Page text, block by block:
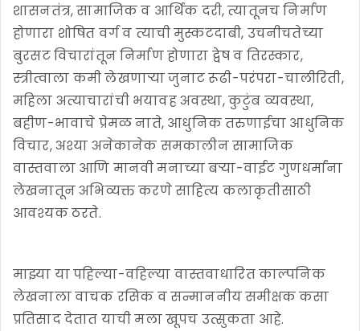
शासनतंत्र, सामाजिक व आर्थिक दरी, त्यातूनच निर्माण
होणारा शोषित वर्ग व त्याची मुस्कटदाबी, उचनीचतेच्या
बुरसट विचारांतून निर्माण होणारा द्वेष व तिरस्कार,
स्त्रीत्वाला कमी लेखणाऱ्या जुनाट रूढी-परंपरा-चालीरिती,
महिला अत्याचारांची भयावह अवस्था, कुटुंब व्यवस्था,
बहीण-भावाचे प्रेमळ नाते, आधुनिक तरुणाईचा आधुनिक
विचार, अश्या अनेकानेक समकालीन सामाजिक
वास्तवाला आणि मानवी मनाच्या बऱ्या-वाईट गुणधर्मांना
लेखनातून अभिव्यक्त करणे साहित्य कलाकृतीसाठी
आवश्यक ठरते.
माझ्या या पहिल्या-वहिल्या वास्तवाधारित काल्पनिक
लेखनाला वाचक रसिक व सन्माननीय समीक्षक कसा
प्रतिसाद देतात याची मला खूपच उत्सुकता आहे.